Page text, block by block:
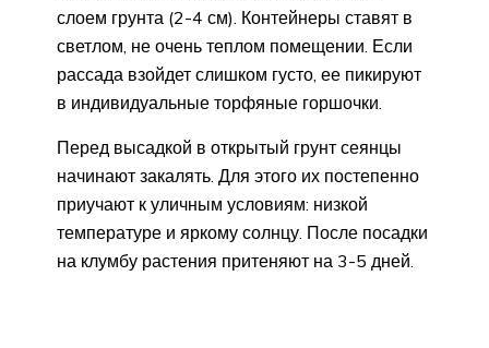
слоем грунта (2-4 см). Контейнеры ставят в
светлом, не очень теплом помещении. Если
рассада взойдет слишком густо, ее пикируют
в индивидуальные торфяные горшочки.
Перед высадкой в открытый грунт сеянцы
начинают закалять. Для этого их постепенно
приучают к уличным условиям: низкой
температуре и яркому солнцу. После посадки
на клумбу растения притеняют на 3-5 дней.